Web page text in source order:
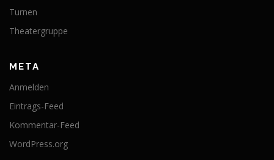
Turnen
Theatergruppe
META
Anmelden
Eintrags-Feed
Kommentar-Feed
WordPress.org